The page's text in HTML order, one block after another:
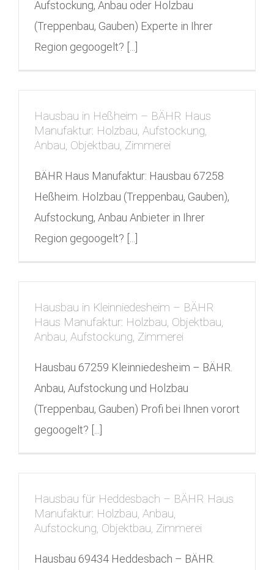
Aufstockung, Anbau oder Holzbau
(Treppenbau, Gauben) Experte in Ihrer
Region gegoogelt? [...]
Hausbau in Heßheim – BÄHR Haus
Manufaktur: Holzbau, Aufstockung,
Anbau, Objektbau, Zimmerei
BÄHR Haus Manufaktur: Hausbau 67258
Heßheim. Holzbau (Treppenbau, Gauben),
Aufstockung, Anbau Anbieter in Ihrer
Region gegoogelt? [...]
Hausbau in Kleinniedesheim – BÄHR
Haus Manufaktur: Holzbau, Objektbau,
Anbau, Aufstockung, Zimmerei
Hausbau 67259 Kleinniedesheim – BÄHR.
Anbau, Aufstockung und Holzbau
(Treppenbau, Gauben) Profi bei Ihnen vorort
gegoogelt? [...]
Hausbau für Heddesbach – BÄHR Haus
Manufaktur: Holzbau, Anbau,
Aufstockung, Objektbau, Zimmerei
Hausbau 69434 Heddesbach – BÄHR.